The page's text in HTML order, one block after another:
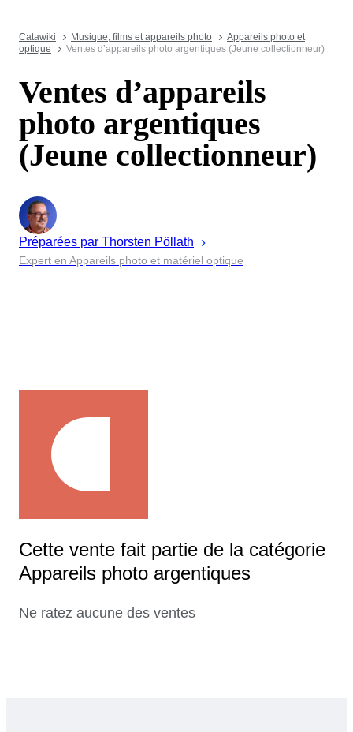
Catawiki Musique, films et appareils photo
Appareils photo et
optique
Ventes d’appareils photo argentiques (Jeune collectionneur)
Ventes d’appareils
photo argentiques
(Jeune collectionneur)
Préparées par Thorsten Pöllath
Expert en Appareils photo et matériel optique
Cette vente fait partie de la catégorie
Appareils photo argentiques
Ne ratez aucune des ventes